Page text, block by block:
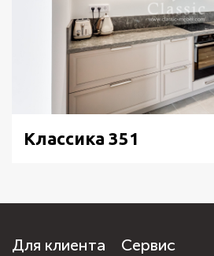
Классика 351
Для клиента Сервис